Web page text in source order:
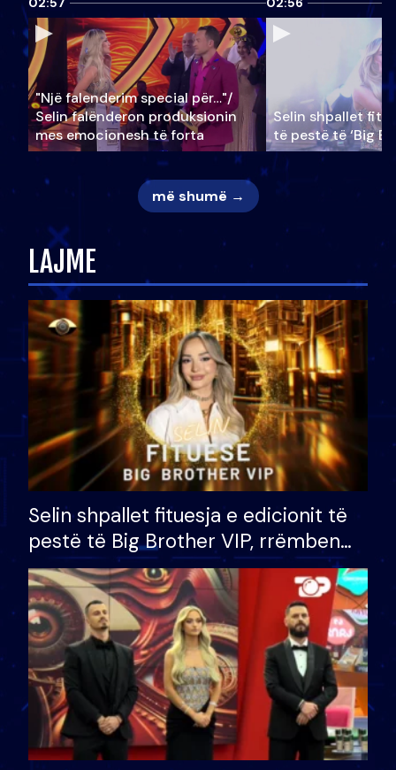
"Një falenderim special për…"/
Selin falënderon produksionin
mes emocionesh të forta
Selin shpallet
të pestë të ‘Big
më shumë →
LAJME
Selin shpallet fituesja e edicionit të
pestë të Big Brother VIP, rrëmben
çmimin e madh prej 100 mijë eurosh